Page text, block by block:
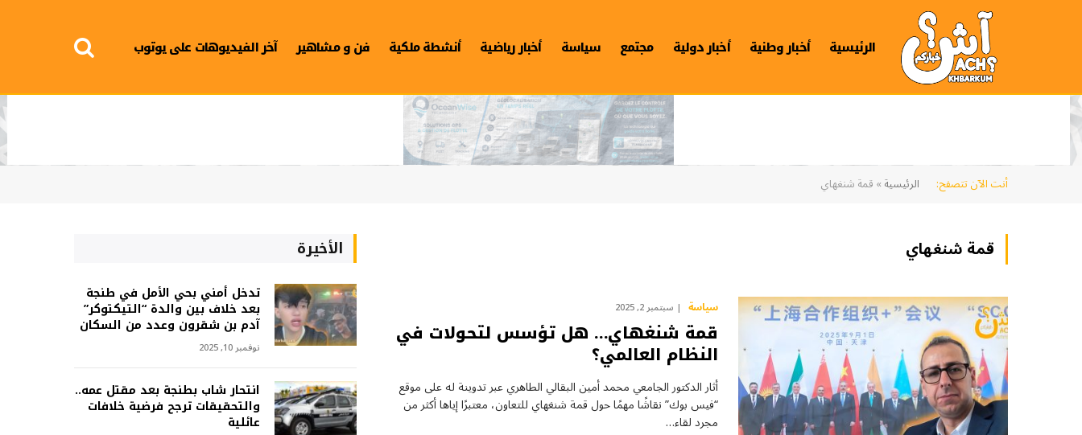
الرئيسية أخبار وطنية أخبار دولية مجتمع سياسة أخبار رياضية أنشطة ملكية فن و مشاهير آخر الفيديوهات على يوتوب
أنت الآن تتصفح: الرئيسية»قمة شنغهاي
قمة شنغهاي
سياسة سبتمبر 2, 2025
قمة شنغهاي… هل تؤسس لتحولات في
النظام العالمي؟
أثار الدكتور الجامعي محمد أمين البقالي الطاهري عبر تدوينة له على موقع
“فيس بوك” نقاشًا مهمًا حول قمة شنغهاي للتعاون، معتبرًا إياها أكثر من
مجرد لقاء…
الأخيرة
تدخل أمني بحي الأمل في طنجة
بعد خلاف بين والدة “التيكتوكر”
آدم بن شقرون وعدد من السكان
نوفمبر 10, 2025
انتحار شاب بطنجة بعد مقتل عمه..
والتحقيقات ترجح فرضية خلافات
عائلية